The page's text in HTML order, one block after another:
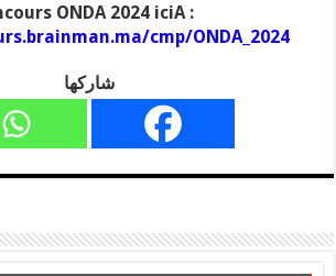
ONDA 2024 iciA :
cmp/ONDA_2024
شاركها